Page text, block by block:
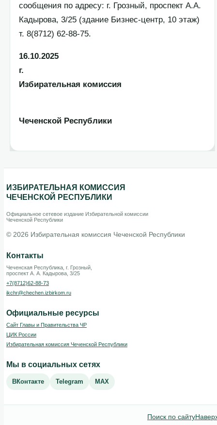
сообщения по адресу: г. Грозный, проспект А.А.
Кадырова, 3/25 (здание Бизнес-центр, 10 этаж)
т. 8(8712) 62-88-75.
16.10.2025
г.
Избирательная комиссия
Чеченской Республики
ИЗБИРАТЕЛЬНАЯ КОМИССИЯ
ЧЕЧЕНСКОЙ РЕСПУБЛИКИ
Официальное сетевое издание Избирательной комиссии
Чеченской Республики
© 2026 Избирательная комиссия Чеченской Республики
Контакты
Чеченская Республика, г. Грозный,
проспект А. А. Кадырова, 3/25
+7(8712)62-88-73
ikchr@chechen.izbirkom.ru
Официальные ресурсы
Сайт Главы и Правительства ЧР
ЦИК России
Избирательная комиссия Чеченской Республики
Мы в социальных сетях
ВКонтакте Telegram MAX
Поиск по сайту